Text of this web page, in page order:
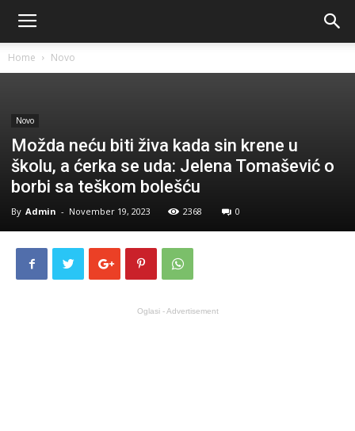
Home Novo
Novo
Možda neću biti živa kada sin krene u
školu, a ćerka se uda: Jelena Tomašević o
borbi sa teškom bolešću
By Admin - November 19, 2023 2368 0
Oglasi - Advertisement